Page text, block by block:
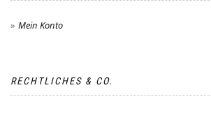
Mein Konto
RECHTLICHES & CO.